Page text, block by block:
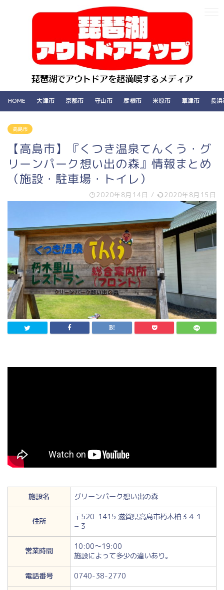
HOME 大津市 京都市 守山市 彦根市 米原市 草津市 長
高島市
【高島市】『くつき温泉てんくう・グ
リーンパーク想い出の森』情報まとめ
（施設・駐車場・トイレ）
2020年8月14日 / 2020年8月15日
施設名 グリーンパーク想い出の森
住所
〒520-1415 滋賀県高島市朽木柏３４１
−３
営業時間
10:00～19:00
施設によって多少の違いあり。
電話番号
0740-38-2770